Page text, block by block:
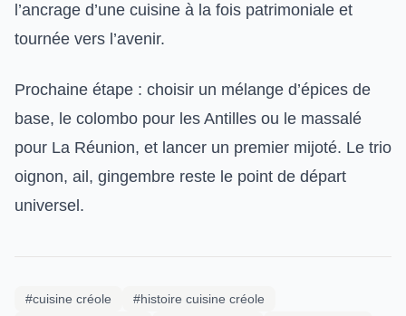
l’ancrage d’une cuisine à la fois patrimoniale et
tournée vers l’avenir.
Prochaine étape : choisir un mélange d’épices de
base, le colombo pour les Antilles ou le massalé
pour La Réunion, et lancer un premier mijoté. Le trio
oignon, ail, gingembre reste le point de départ
universel.
#cuisine créole
#histoire cuisine créole